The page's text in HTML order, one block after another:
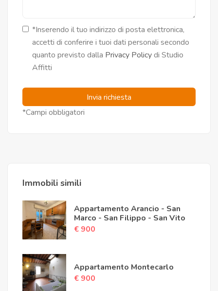
*Inserendo il tuo indirizzo di posta elettronica,
accetti di conferire i tuoi dati personali secondo
quanto previsto dalla Privacy Policydi Studio
Affitti
Invia richiesta
*Campi obbligatori
Immobili simili
Appartamento Arancio - San
Marco - San Filippo - San Vito
€ 900
Appartamento Montecarlo
€ 900